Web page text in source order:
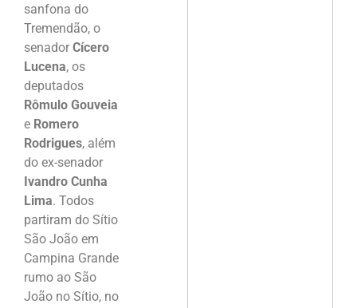
sanfona do
Tremendão, o
senador Cícero
Lucena, os
deputados
Rômulo Gouveia
e Romero
Rodrigues, além
do ex-senador
Ivandro Cunha
Lima. Todos
partiram do Sítio
São João em
Campina Grande
rumo ao São
João no Sítio, no